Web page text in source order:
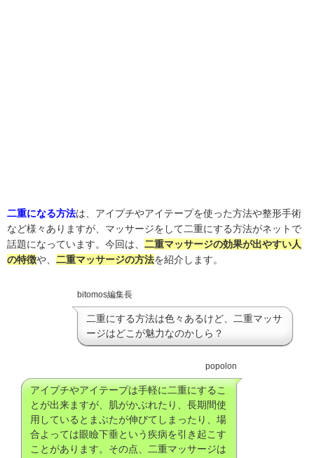
二重になる方法は、アイプチやアイテープを使った方法や整形手術
など様々ありますが、マッサージをして二重にする方法がネットで
話題になっています。今回は、 二重マッサージの効果が出やすい人
の特徴や、 二重マッサージの方法を紹介します。
bitomos編集長
二重にする方法は色々あるけど、二重マッサ
ージはどこが魅力なのかしら？
popolon
アイプチやアイテープは手軽に二重にするこ
とが出来ますが、肌がかぶれたり、長期間使
用しているとまぶたが伸びてしまったり、場
合よっては眼瞼下垂という疾病を引き起こす
ことがあります。その点、二重マッサージは